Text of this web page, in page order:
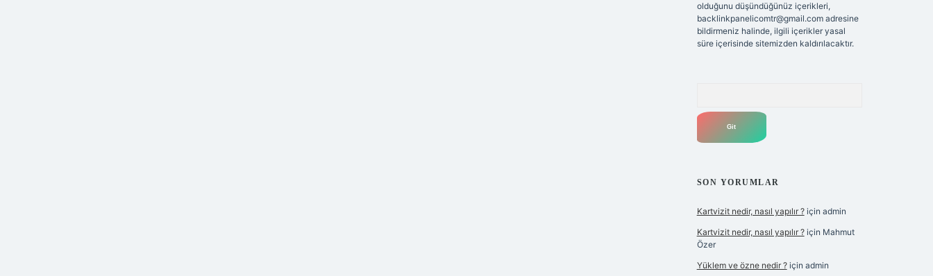
olduğunu düşündüğünüz içerikleri,
backlinkpanelicomtr@gmail.comadresine
bildirmeniz halinde, ilgili içerikler yasal
süre içerisinde sitemizden kaldırılacaktır.
SON YORUMLAR
Kartvizit nedir, nasıl yapılır ?için admin
Kartvizit nedir, nasıl yapılır ?için Mahmut
Özer
Yüklem ve özne nedir ?için admin